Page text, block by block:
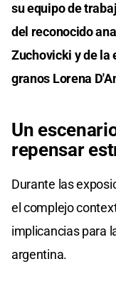
su equipo de
del reconocido
Zuchovicki y de la
granos Lorena
Un
repensar
Durante las
el complejo
implicancias para
argentina.